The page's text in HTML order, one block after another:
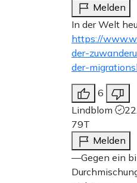
Melden
In der Welt
https://
der-
der-
6
Lindblom
79T
Melden
—Gegen ein